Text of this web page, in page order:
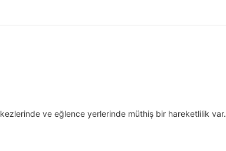
ve eğlence yerlerinde müthiş bir hareketlilik var.